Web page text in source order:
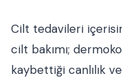
Cilt tedavileri
cilt bakımı;
kaybettiği canlılık